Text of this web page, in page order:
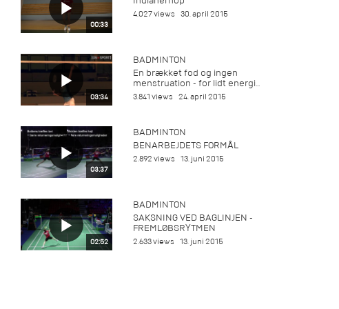
00:33
4.027 views 30. april 2015
03:34
BADMINTON
En brækket fod og ingen
menstruation - for lidt energi...
3.841 views 24. april 2015
03:37
BADMINTON
BENARBEJDETS FORMÅL
2.892 views 13. juni 2015
02:52
BADMINTON
SAKSNING VED BAGLINJEN -
FREMLØBSRYTMEN
2.633 views 13. juni 2015